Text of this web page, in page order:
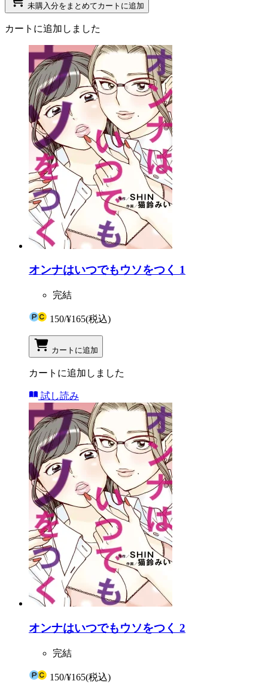
未購入分をまとめてカートに追加
カートに追加しました
オンナはいつでもウソをつく 1
完結
150/¥165(税込)
カートに追加
カートに追加しました
試し読み
オンナはいつでもウソをつく 2
完結
150/¥165(税込)